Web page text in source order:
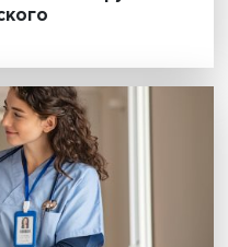
эффективный
сведения счетов?